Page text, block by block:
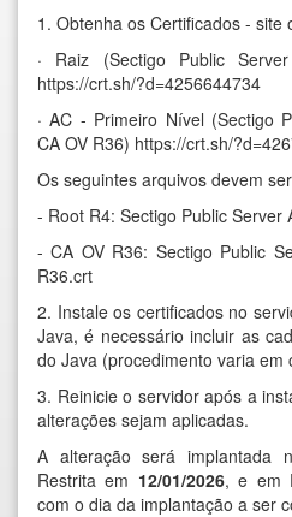
1. Obtenha os Certificados - site
· Raiz (Sectigo Public
https://crt.sh/?d=4256644734
· AC - Primeiro Nível (Sectigo
CA OV R36) https://crt.sh/
Os seguintes arquivos devem
- Root R4: Sectigo Public Server
- CA OV R36: Sectigo Public
R36.crt
2. Instale os certificados no
Java, é necessário incluir as
do Java (procedimento varia em
3. Reinicie o servidor após a
alterações sejam aplicadas.
A alteração será implantada
Restrita em 12/01/2026, e em
com o dia da implantação a ser